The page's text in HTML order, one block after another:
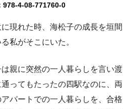
978-4-08-771760-0
現れた時、海松子の成長を垣間
私がそこにいた。
親に突然の一人暮らしを言い渡
ってもたったの四駅なのに、両
パートでの一人暮らしを、合格